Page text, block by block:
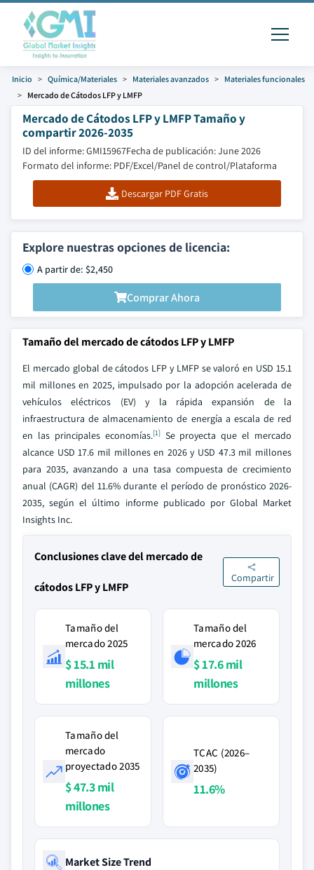
Inicio Química/Materiales Materiales avanzados
Materiales funcionales
Mercado de Cátodos LFP y LMFP
Mercado de Cátodos LFP y LMFP Tamaño y
compartir 2026-2035
ID del informe: GMI15967Fecha de publicación: June 2026
Formato del informe: PDF/Excel/Panel de control/Plataforma
Descargar PDF Gratis
Explore nuestras opciones de licencia:
A partir de: $2,450
Comprar Ahora
Tamaño del mercado de cátodos LFP y LMFP
El mercado global de cátodos LFP y LMFP se valoró en USD 15.1
mil millones en 2025, impulsado por la adopción acelerada de
vehículos eléctricos (EV) y la rápida expansión de la
infraestructura de almacenamiento de energía a escala de red
en las principales economías.[1]Se proyecta que el mercado
alcance USD 17.6 mil millones en 2026 y USD 47.3 mil millones
para 2035, avanzando a una tasa compuesta de crecimiento
anual (CAGR) del 11.6% durante el período de pronóstico 2026-
2035, según el último informe publicado por Global Market
Insights Inc.
Conclusiones clave del mercado de
cátodos LFP y LMFP
Compartir
Tamaño del
mercado 2025
$ 15.1 mil
millones
Tamaño del
mercado 2026
$ 17.6 mil
millones
Tamaño del
mercado
proyectado 2035
$ 47.3 mil
millones
TCAC (2026–
2035)
11.6%
Market Size Trend